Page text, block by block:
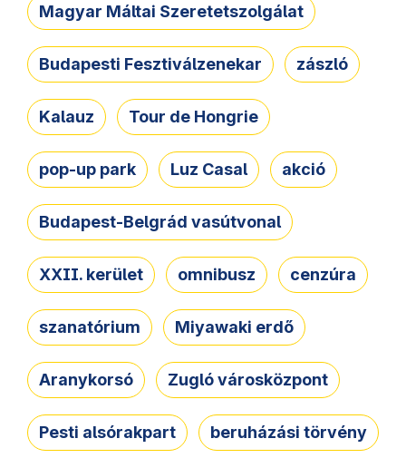
Magyar Máltai Szeretetszolgálat
Budapesti Fesztiválzenekar zászló
Kalauz Tour de Hongrie
pop-up park Luz Casal akció
Budapest-Belgrád vasútvonal
XXII. kerület omnibusz cenzúra
szanatórium Miyawaki erdő
Aranykorsó Zugló városközpont
Pesti alsórakpart beruházási törvény